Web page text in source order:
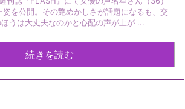
を公開。その艶めかしさが話題になるも、交
うは大丈夫なのかと心配の声が上が ...
続きを読む